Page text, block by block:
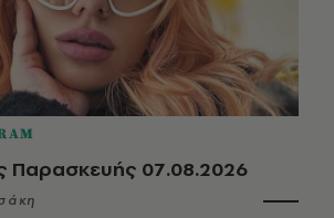
Παρασκευής 07.08.2026